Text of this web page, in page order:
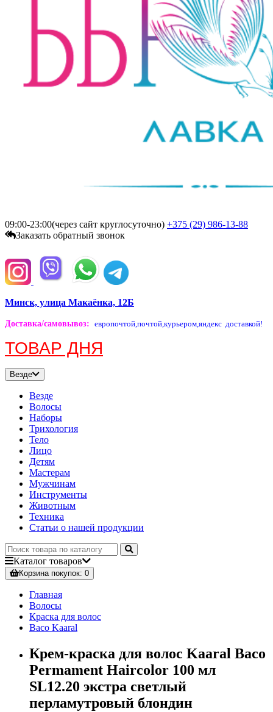
09:00-23:00(через сайт круглосуточно) +375 (29) 986-13-88
Заказать обратный звонок
Минск, улица Макаёнка, 12Б
Доставка/самовывоз: европочтой,почтой,курьером,яндекс доставкой!
ТОВАР ДНЯ
Везде
Везде
Волосы
Наборы
Трихология
Тело
Лицо
Детям
Мастерам
Мужчинам
Инструменты
Животным
Техника
Статьи о нашей продукции
Каталог товаров
Корзинапокупок: 0
Главная
Волосы
Краска для волос
Baco Kaaral
Крем-краска для волос Kaaral Baco
Permament Haircolor 100 мл
SL12.20 экстра светлый
перламутровый блондин